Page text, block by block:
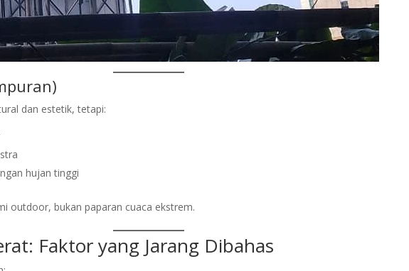
dan estetik, tetapi:
hujan tinggi
outdoor, bukan paparan cuaca ekstrem.
Faktor yang Jarang Dibahas